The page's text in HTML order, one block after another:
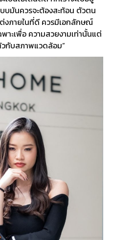
บมันควรจะต้องสะท้อน ตัวตน
งภายในที่ดี ควรมีเอกลักษณ์
าะเพื่อ ความสวยงามเท่านั้นแต่
กับสภาพแวดล้อม”